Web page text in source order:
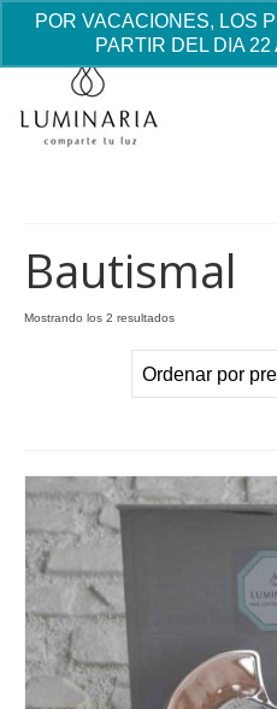
POR VACACIONES, LOS
PARTIR DEL DIA 22
Bautismal
Mostrando los 2 resultadosOrdenado
Cruz de